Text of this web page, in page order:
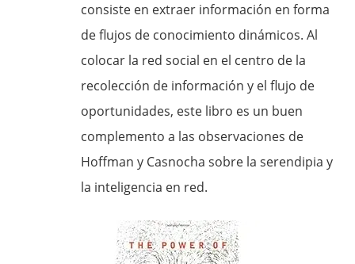
consiste en extraer información en forma
de flujos de conocimiento dinámicos. Al
colocar la red social en el centro de la
recolección de información y el flujo de
oportunidades, este libro es un buen
complemento a las observaciones de
Hoffman y Casnocha sobre la serendipia y
la inteligencia en red.